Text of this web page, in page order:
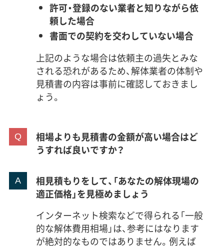
許可・登録のない業者と知りながら依
頼した場合
書面での契約を交わしていない場合
上記のような場合は依頼主の過失とみな
される恐れがあるため、解体業者の体制や
見積書の内容は事前に確認しておきまし
ょう。
相場よりも見積書の金額が高い場合はど
うすれば良いですか？
相見積もりをして、「あなたの解体現場の
適正価格」を見極めましょう
インターネット検索などで得られる「一般
的な解体費用相場」は、参考にはなります
が絶対的なものではありません。例えば